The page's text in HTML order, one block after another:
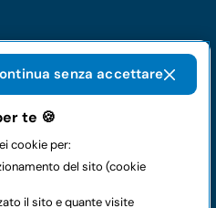
te 🍪
cookie per:
del sito (cookie
il sito e quante visite
senza accettare